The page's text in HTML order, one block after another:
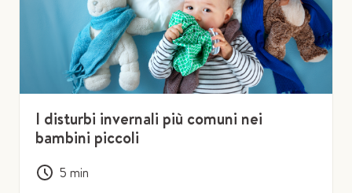
I disturbi invernali più comuni nei
bambini piccoli
5 min